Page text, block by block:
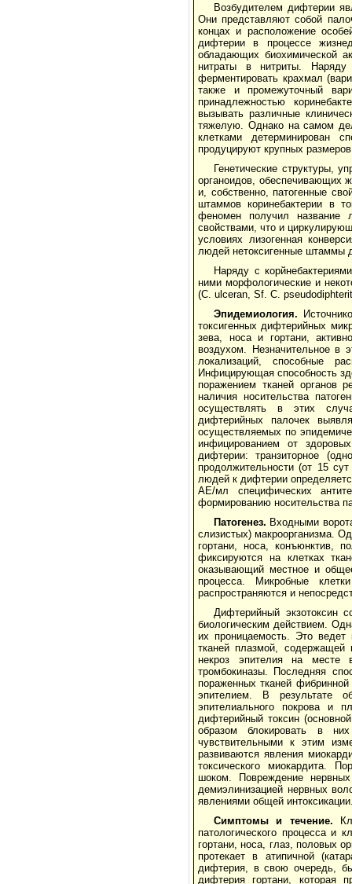
Возбудителем дифтерии
Они представляют собой
концах и расположение
дифтерии в процессе
обладающих биохимической
нитраты в нитриты.
ферментировать крахмал
также и промежуточный
принадлежностью
вызывать различные
тяжелую. Однако на самом
клетками детерминирован
продуцируют крупных
Генетические структуры,
органоидов, обеспечивающих
и, собственно, патогенные
штаммов коринебактерии в
феномен получил название
свойствами, что и
условиях лизогенная
людей нетоксигенные штаммы
Наряду с
ними морфологические и
(С. ulceran, Sf. С.
Эпидемиология.
токсигенных дифтерийных
зева, носа и гортани,
воздухом. Незначительное в
локализаций, способные
Инфицирующая способность
поражением тканей органов
наличия носительства
осуществлять в этих
дифтерийных палочек
осуществляемых по
инфицированием от
дифтерии: транзиторное
продолжительности (от 15
людей к дифтерии
АЕ/мл специфических
формированию носительства
Патогенез. Входными
слизистых) макроорганизма.
гортани, носа, конъюнктив,
фиксируются на клетках
оказывающий местное и
процесса. Микробные
распространяются и
Дифтерийный экзотоксин
биологическим действием.
их проницаемость. Это
тканей плазмой, содержащей
некроз эпителия на месте
тромбокиназы. Последняя
пораженных тканей
эпителием. В результате
эпителиального покрова и
дифтерийный токсин
образом блокировать в
чувствительными к этим
развиваются явления
токсического миокардита.
шоком. Повреждение
демиэлинизацией нервных
явлениями общей
Симптомы и течение.
патологического процесса и
гортани, носа, глаз, половых
протекает в атипичной
дифтерия, в свою очередь,
дифтерия гортани, которая